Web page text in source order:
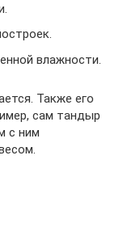
влажности.
Также его
сам тандыр
с ним